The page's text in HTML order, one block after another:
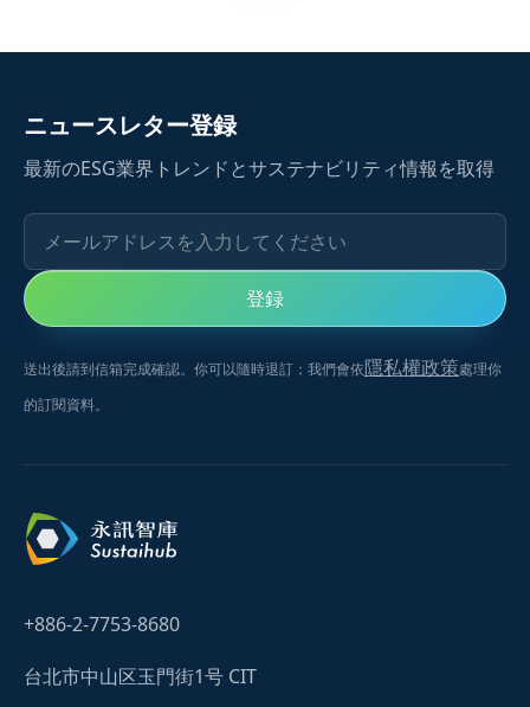
ニュースレター登録
最新のESG業界トレンドとサステナビリティ情報を取得
メールアドレスを入力してください
登録
送出後請到信箱完成確認。你可以隨時退訂；我們會依隱私權政策處理你
的訂閱資料。
+886-2-7753-8680
台北市中山区玉門街1号 CIT